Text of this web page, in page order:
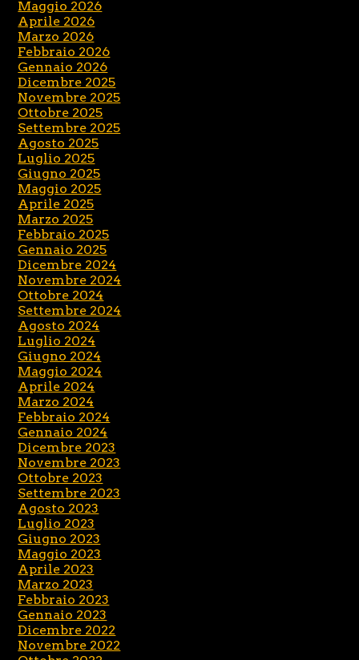
Maggio 2026
Aprile 2026
Marzo 2026
Febbraio 2026
Gennaio 2026
Dicembre 2025
Novembre 2025
Ottobre 2025
Settembre 2025
Agosto 2025
Luglio 2025
Giugno 2025
Maggio 2025
Aprile 2025
Marzo 2025
Febbraio 2025
Gennaio 2025
Dicembre 2024
Novembre 2024
Ottobre 2024
Settembre 2024
Agosto 2024
Luglio 2024
Giugno 2024
Maggio 2024
Aprile 2024
Marzo 2024
Febbraio 2024
Gennaio 2024
Dicembre 2023
Novembre 2023
Ottobre 2023
Settembre 2023
Agosto 2023
Luglio 2023
Giugno 2023
Maggio 2023
Aprile 2023
Marzo 2023
Febbraio 2023
Gennaio 2023
Dicembre 2022
Novembre 2022